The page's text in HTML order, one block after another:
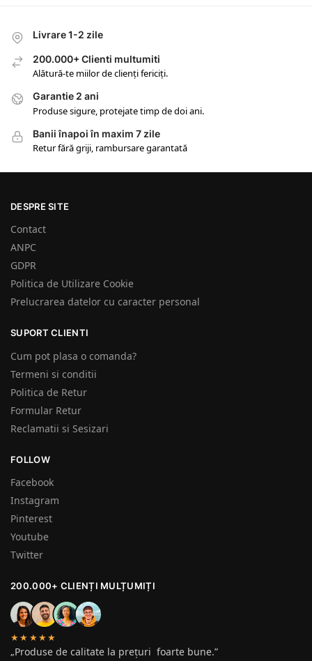
Livrare 1-2 zile
200.000+ Clienti multumiti
Alătură-te miilor de clienți fericiți.
Garantie 2 ani
Produse sigure, protejate timp de doi ani.
Banii înapoi în maxim 7 zile
Retur fără griji, rambursare garantată
DESPRE SITE
Contact
ANPC
GDPR
Politica de Utilizare Cookie
Prelucrarea datelor cu caracter personal
SUPORT CLIENTI
Cum pot plasa o comanda?
Termeni si conditii
Politica de Retur
Formular Retur
Reclamatii si Sesizari
FOLLOW
Facebook
Instagram
Pinterest
Youtube
Twitter
200.000+ CLIENȚI MULȚUMIȚI
★★★★★
„Produse de calitate la prețuri foarte bune.”